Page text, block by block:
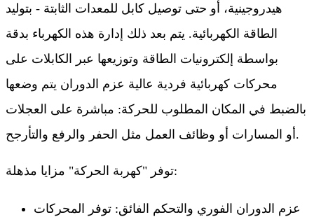
هيدروجينية، أو حتى توصيل كابل للمعدات الثابتة - بتوليد
الطاقة الكهربائية. يتم بعد ذلك إدارة هذه الكهرباء بدقة
بواسطة إلكترونيات الطاقة وتوزيعها عبر الكابلات على
محركات كهربائية فردية عالية عزم الدوران يتم وضعها
بالضبط في المكان المطلوب للحركة: مباشرة على العجلات
أو المسارات أو وظائف العمل مثل الحفر والرفع والتأرجح.
توفر "كهربة الحركة" مزايا مذهلة:
عزم الدوران الفوري والتحكم الفائق: توفر المحركات